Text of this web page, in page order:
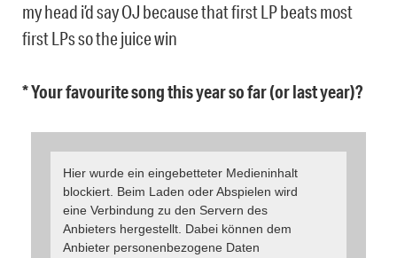
my head i’d say OJ because that first LP beats most
first LPs so the juice win
* Your favourite song this year so far (or last year)?
Hier wurde ein eingebetteter Medieninhalt
blockiert. Beim Laden oder Abspielen wird
eine Verbindung zu den Servern des
Anbieters hergestellt. Dabei können dem
Anbieter personenbezogene Daten